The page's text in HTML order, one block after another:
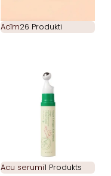
Acīm26 Produkti
Acu serumi1 Produkts